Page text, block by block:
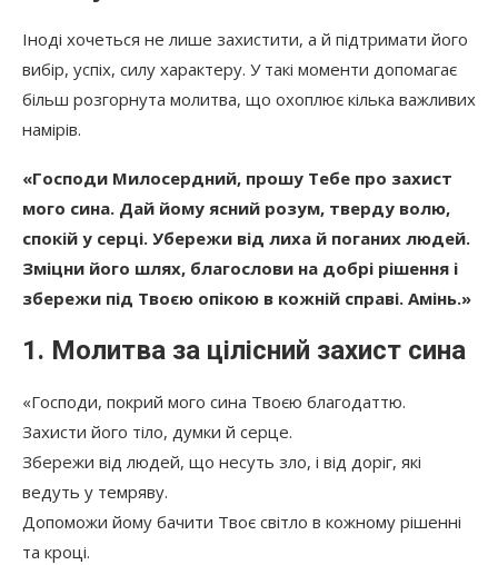
Іноді хочеться не лише захистити, а й підтримати його
вибір, успіх, силу характеру. У такі моменти допомагає
більш розгорнута молитва, що охоплює кілька важливих
намірів.
«Господи Милосердний, прошу Тебе про захист
мого сина. Дай йому ясний розум, тверду волю,
спокій у серці. Убережи від лиха й поганих людей.
Зміцни його шлях, благослови на добрі рішення і
збережи під Твоєю опікою в кожній справі. Амінь.»
1. Молитва за цілісний захист сина
«Господи, покрий мого сина Твоєю благодаттю.
Захисти його тіло, думки й серце.
Збережи від людей, що несуть зло, і від доріг, які
ведуть у темряву.
Допоможи йому бачити Твоє світло в кожному рішенні
та кроці.